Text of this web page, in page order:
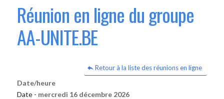
Réunion en ligne du groupe
AA-UNITE.BE
Retour à la liste des réunions en ligne
Date/heure
Date - mercredi 16 décembre 2026